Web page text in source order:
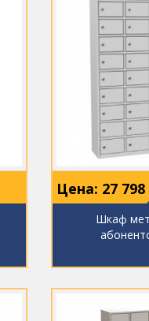
Цена: 27 798
Шкаф